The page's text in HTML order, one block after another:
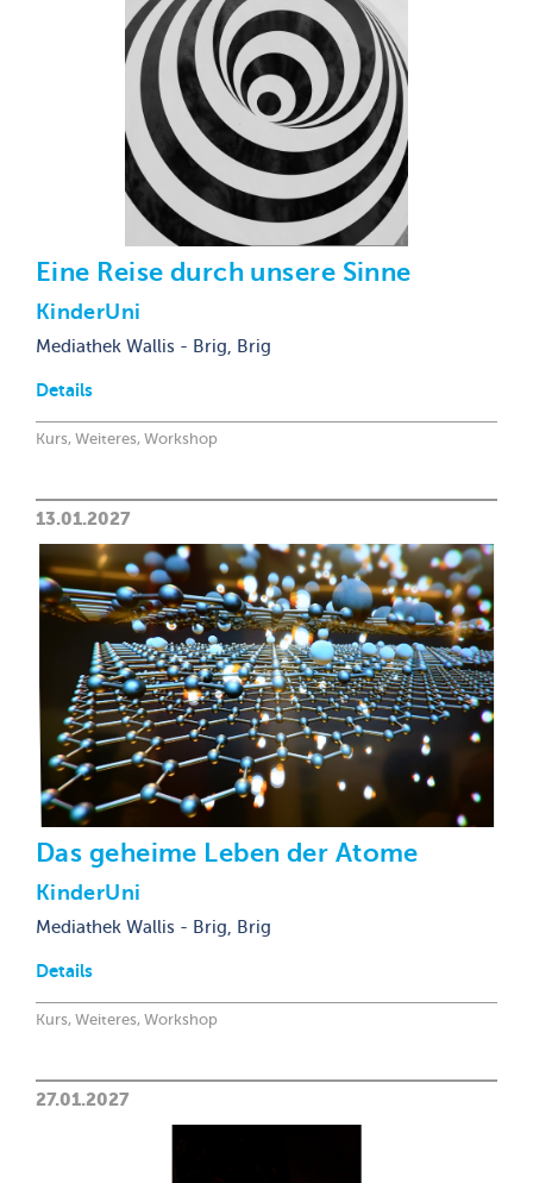
Eine Reise durch unsere Sinne
KinderUni
Mediathek Wallis - Brig, Brig
Details
Kurs, Weiteres, Workshop
13.01.2027
Das geheime Leben der Atome
KinderUni
Mediathek Wallis - Brig, Brig
Details
Kurs, Weiteres, Workshop
27.01.2027